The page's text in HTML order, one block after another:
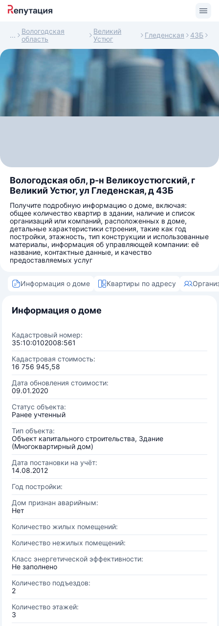
Вологодская
область
Великий
Устюг
Гледенская 43Б
Вологодская обл, р-н Великоустюгский, г
Великий Устюг, ул Гледенская, д 43Б
Получите подробную информацию о доме, включая:
общее количество квартир в здании, наличие и список
организаций или компаний, расположенных в доме,
детальные характеристики строения, такие как год
постройки, этажность, тип конструкции и использованные
материалы, информация об управляющей компании: её
название, контактные данные, и качество
предоставляемых услуг
Информация о доме Квартиры по адресу
Информация о доме
Кадастровый номер:
35:10:0102008:561
Кадастровая стоимость:
16 756 945,58
Дата обновления стоимости:
09.01.2020
Статус объекта:
Ранее учтенный
Тип объекта:
Объект капитального строительства, Здание
(Многоквартирный дом)
Дата постановки на учёт:
14.08.2012
Год постройки:
Дом признан аварийным:
Нет
Количество жилых помещений:
Количество нежилых помещений:
Класс энергетической эффективности:
Не заполнено
Количество подъездов:
2
Количество этажей:
3